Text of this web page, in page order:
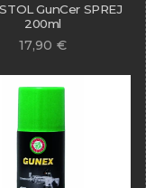
GunCer SPREJ
200ml
17,90 €